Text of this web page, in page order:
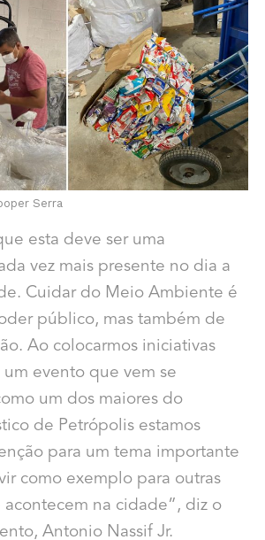
Serra
esta deve ser uma
vez mais presente no dia a
Cuidar do Meio Ambiente é
público, mas também de
Ao colocarmos iniciativas
um evento que vem se
um dos maiores do
de Petrópolis estamos
para um tema importante
como exemplo para outras
na cidade”, diz o
Antonio Nassif Jr.